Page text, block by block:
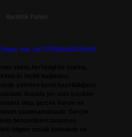
Skype: live:.cid.575569c608265c69